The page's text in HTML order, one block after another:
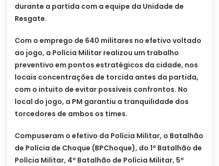
durante a partida com a equipe da Unidade de
Resgate.
Com o emprego de 640 militares no efetivo voltado
ao jogo, a Polícia Militar realizou um trabalho
preventivo em pontos estratégicos da cidade, nos
locais concentrações de torcida antes da partida,
com o intuito de evitar possíveis confrontos. No
local do jogo, a PM garantiu a tranquilidade dos
torcedores de ambos os times.
Compuseram o efetivo da Polícia Militar, o Batalhão
de Polícia de Choque (BPChoque), do 1º Batalhão de
Polícia Militar, 4º Batalhão de Polícia Militar, 5º